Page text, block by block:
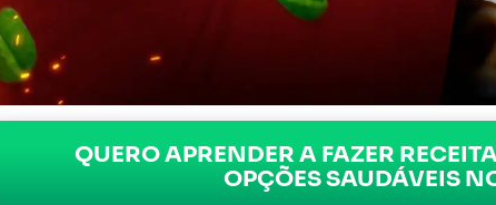
QUERO APRENDER A FAZER
OPÇÕES SAUDÁVEIS